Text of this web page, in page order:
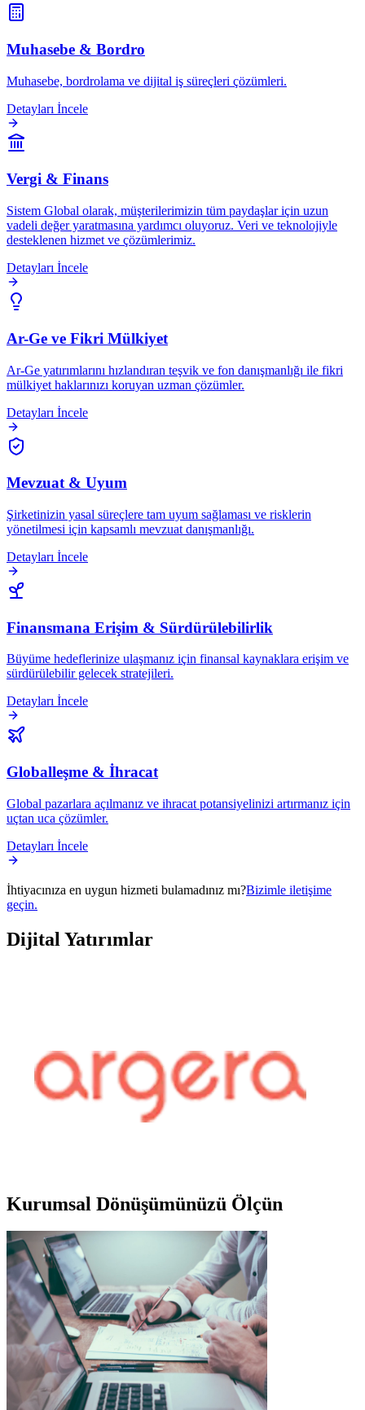
Muhasebe & Bordro
Muhasebe, bordrolama ve dijital iş süreçleri çözümleri.
Detayları İncele
Vergi & Finans
Sistem Global olarak, müşterilerimizin tüm paydaşlar için uzun
vadeli değer yaratmasına yardımcı oluyoruz. Veri ve teknolojiyle
desteklenen hizmet ve çözümlerimiz.
Detayları İncele
Ar-Ge ve Fikri Mülkiyet
Ar-Ge yatırımlarını hızlandıran teşvik ve fon danışmanlığı ile fikri
mülkiyet haklarınızı koruyan uzman çözümler.
Detayları İncele
Mevzuat & Uyum
Şirketinizin yasal süreçlere tam uyum sağlaması ve risklerin
yönetilmesi için kapsamlı mevzuat danışmanlığı.
Detayları İncele
Finansmana Erişim & Sürdürülebilirlik
Büyüme hedeflerinize ulaşmanız için finansal kaynaklara erişim ve
sürdürülebilir gelecek stratejileri.
Detayları İncele
Globalleşme & İhracat
Global pazarlara açılmanız ve ihracat potansiyelinizi artırmanız için
uçtan uca çözümler.
Detayları İncele
İhtiyacınıza en uygun hizmeti bulamadınız mı?Bizimle iletişime
geçin.
Dijital Yatırımlar
Kurumsal Dönüşümünüzü Ölçün